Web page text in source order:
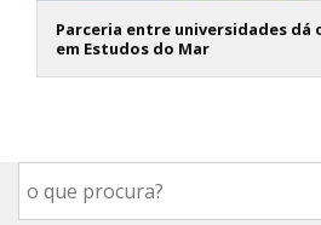
Parceria entre universidades dá
em Estudos do Mar